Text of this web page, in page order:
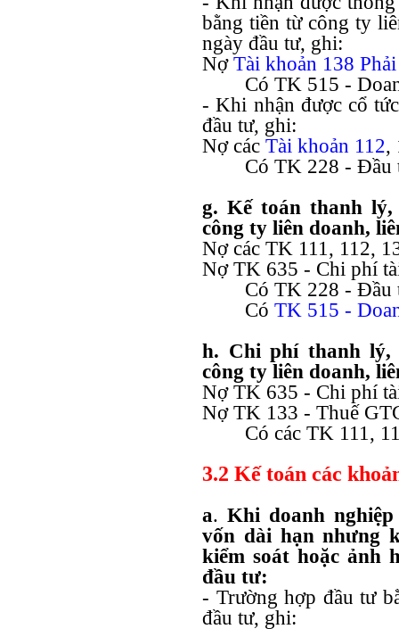
bằng tiền từ công ty
ngày đầu tư, ghi:
Nợ Tài khoản 138
Có TK 515 -
- Khi nhận được cổ
đầu tư, ghi:
Nợ các Tài khoản 112,
Có TK 228 - Đầu
g. Kế toán thanh
công ty liên doanh,
Nợ các TK 111, 112,
Nợ TK 635 - Chi phí
Có TK 228 - Đầu
Có TK 515 -
h. Chi phí thanh lý,
công ty liên doanh,
Nợ TK 635 - Chi phí
Nợ TK 133 - Thuế
Có các TK 111,
3.2 Kế toán các
a. Khi doanh
vốn dài hạn nhưng
kiểm soát hoặc ảnh
đầu tư:
- Trường hợp đầu tư
đầu tư, ghi: